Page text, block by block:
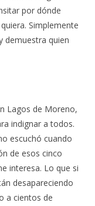
por dónde
Simplemente
demuestra quien
Lagos de Moreno,
indignar a todos.
escuchó cuando
de esos cinco
interesa. Lo que si
desapareciendo
a cientos de